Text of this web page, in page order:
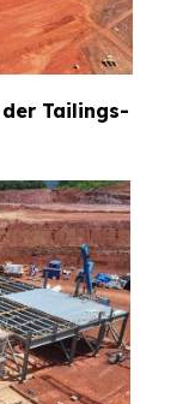
Tailings-